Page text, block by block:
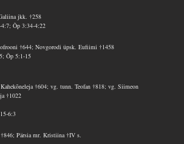
jkk. †258
Õp 3:34-4:22
†644; Novgorodi üpsk. Eufiimi †1458
Õp 5:1-15
†604; vg. tunn. Teofan †818; vg. Siimeon
†1022
6:3
Pärsia mr. Kristiina †IV s.